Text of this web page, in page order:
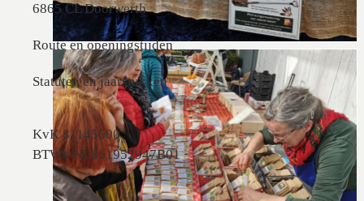
6865 CL Doorwerth
Route en openingstijden
Statuten en jaarstukken
KvK 81145500
BTW# NL861952947B01